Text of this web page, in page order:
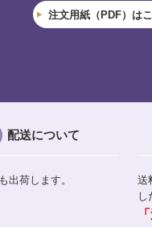
注文用紙（PDF）は
配送について
出荷します。
送
し